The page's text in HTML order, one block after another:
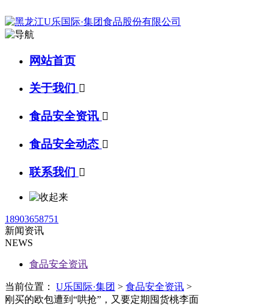
网站首页
关于我们 
食品安全资讯 
食品安全动态 
联系我们 
18903658751
新闻资讯
NEWS
食品安全资讯
当前位置： U乐国际·集团 > 食品安全资讯 >
刚买的欧包遭到“哄抢”，又要定期囤货桃李面